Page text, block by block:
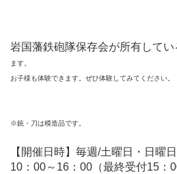
岩国藩鉄砲隊保存会が所有してい
ます。
お子様も体験できます。 ぜひ体験してみてください。
※銃・刀は模造品です。
【開催日時】毎週/土曜日・日曜日
10：00～16：00（最終受付15：